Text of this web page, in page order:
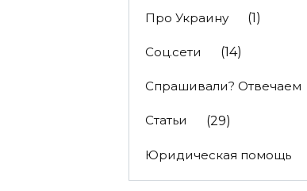
Про Украину (1)
Соц.сети (14)
Спрашивали? Отвечаем
Статьи (29)
Юридическая помощь